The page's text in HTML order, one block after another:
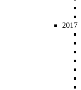
2017